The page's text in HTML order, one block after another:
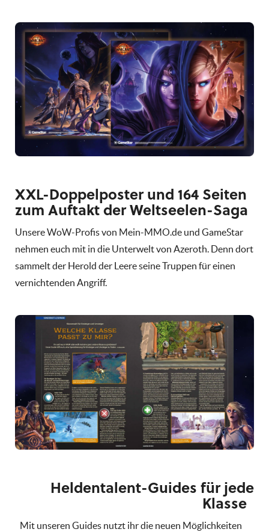
XXL-Doppelposter und 164 Seiten
zum Auftakt der Weltseelen-Saga
Unsere WoW-Profis von Mein-MMO.de und GameStar
nehmen euch mit in die Unterwelt von Azeroth. Denn dort
sammelt der Herold der Leere seine Truppen für einen
vernichtenden Angriff.
Heldentalent-Guides für jede
Klasse
Mit unseren Guides nutzt ihr die neuen Möglichkeiten